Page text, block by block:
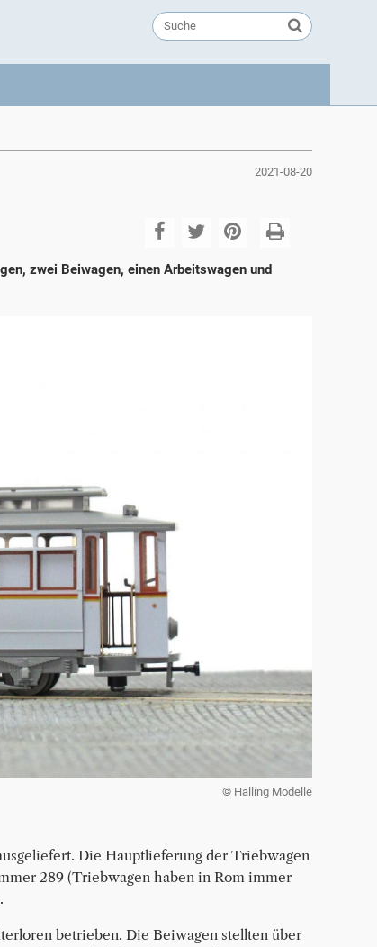
2021-08-20
zwei Beiwagen, einen Arbeitswagen und
© Halling Modelle
Die Hauptlieferung der Triebwagen
289 (Triebwagen haben in Rom immer
betrieben. Die Beiwagen stellten über